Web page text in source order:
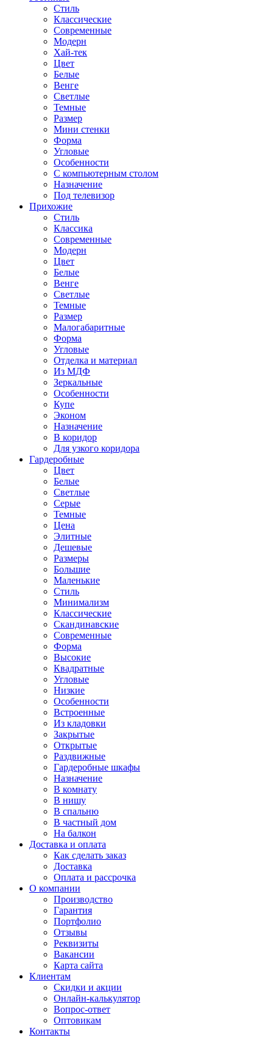
Стиль
Классические
Современные
Модерн
Хай-тек
Цвет
Белые
Венге
Светлые
Темные
Размер
Мини стенки
Форма
Угловые
Особенности
С компьютерным столом
Назначение
Под телевизор
Прихожие
Стиль
Классика
Современные
Модерн
Цвет
Белые
Венге
Светлые
Темные
Размер
Малогабаритные
Форма
Угловые
Отделка и материал
Из МДФ
Зеркальные
Особенности
Купе
Эконом
Назначение
В коридор
Для узкого коридора
Гардеробные
Цвет
Белые
Светлые
Серые
Темные
Цена
Элитные
Дешевые
Размеры
Большие
Маленькие
Стиль
Минимализм
Классические
Скандинавские
Современные
Форма
Высокие
Квадратные
Угловые
Низкие
Особенности
Встроенные
Из кладовки
Закрытые
Открытые
Раздвижные
Гардеробные шкафы
Назначение
В комнату
В нишу
В спальню
В частный дом
На балкон
Доставка и оплата
Как сделать заказ
Доставка
Оплата и рассрочка
О компании
Производство
Гарантия
Портфолио
Отзывы
Реквизиты
Вакансии
Карта сайта
Клиентам
Скидки и акции
Онлайн-калькулятор
Вопрос-ответ
Оптовикам
Контакты